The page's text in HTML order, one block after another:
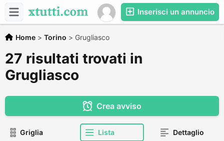
Inserisci un annuncio
Home > Torino > Grugliasco
27 risultati trovati in
Grugliasco
Crea avviso
Griglia Lista Dettaglio